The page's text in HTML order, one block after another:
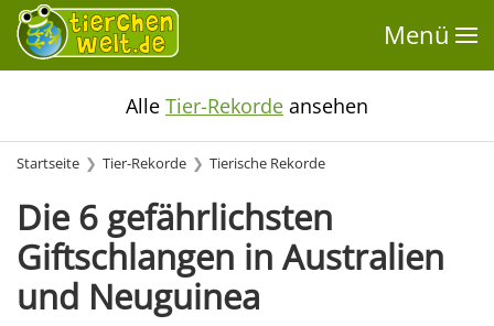
Menü
Alle Tier-Rekorde ansehen
Startseite Tier-Rekorde Tierische Rekorde
Die 6 gefährlichsten
Giftschlangen in Australien
und Neuguinea